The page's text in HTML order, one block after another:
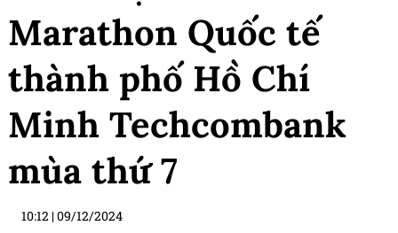
Marathon Quốc tế
thành phố Hồ Chí
Minh Techcombank
mùa thứ 7
10:12 |09/12/2024